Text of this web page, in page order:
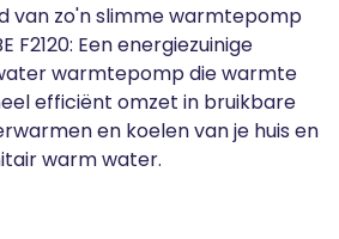
van zo'n slimme warmtepomp
F2120: Een energiezuinige
warmtepomp die warmte
efficiënt omzet in bruikbare
en koelen van je huis en
warm water.